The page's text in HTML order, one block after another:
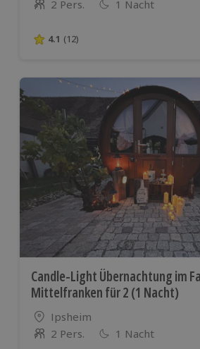
Anzahl der Teilnehmer
2 Pers. 1 Nacht
4.1 von 5 Sternen basierend auf
4.1 (12)
Candle-Light Übernachtung im
Mittelfranken für 2 (1 Nacht)
Standort
Ipsheim
Anzahl der Teilnehmer
2 Pers. 1 Nacht